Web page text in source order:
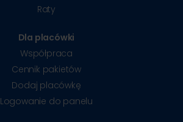
Raty
Dla placówki
Współpraca
Cennik pakietów
Dodaj placówkę
Logowanie do panelu